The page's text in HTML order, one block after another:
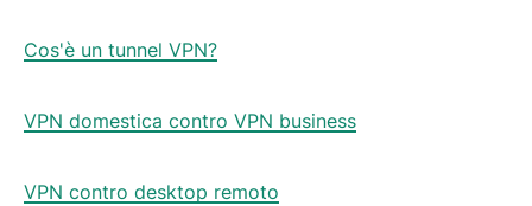
Cos'è un tunnel VPN?
VPN domestica contro VPN business
VPN contro desktop remoto